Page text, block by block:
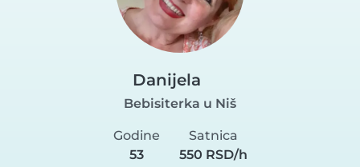
Danijela
Bebisiterka u Niš
Godine
53
Satnica
550 RSD/h